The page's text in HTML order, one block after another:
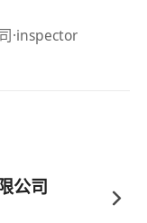
·inspector
公司